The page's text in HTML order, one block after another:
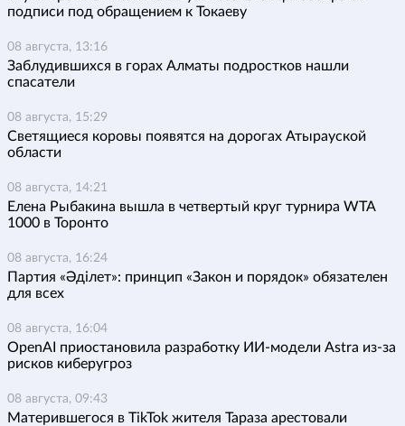
подписи под обращением к Токаеву
08 августа, 13:16
Заблудившихся в горах Алматы подростков нашли
спасатели
08 августа, 15:29
Светящиеся коровы появятся на дорогах Атырауской
области
08 августа, 14:21
Елена Рыбакина вышла в четвертый круг турнира WTA
1000 в Торонто
08 августа, 16:24
Партия «Әділет»: принцип «Закон и порядок» обязателен
для всех
08 августа, 16:04
OpenAI приостановила разработку ИИ-модели Astra из-за
рисков киберугроз
08 августа, 09:43
Матерившегося в TikTok жителя Тараза арестовали